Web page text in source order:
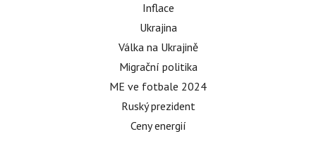
Inflace
Ukrajina
Válka na Ukrajině
Migrační politika
ME ve fotbale 2024
Ruský prezident
Ceny energií